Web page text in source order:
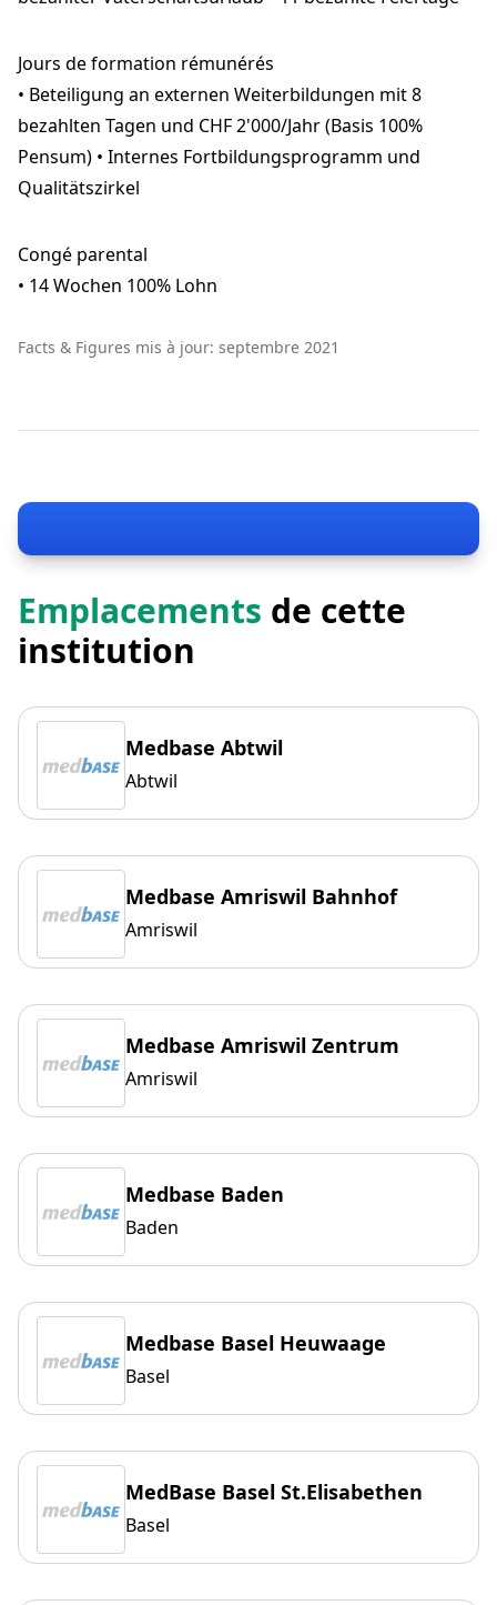
Jours de formation rémunérés
• Beteiligung an externen Weiterbildungen mit 8
bezahlten Tagen und CHF 2'000/Jahr (Basis 100%
Pensum) • Internes Fortbildungsprogramm und
Qualitätszirkel
Congé parental
• 14 Wochen 100% Lohn
Facts & Figures mis à jour: septembre 2021
Emplacements de cette
institution
Medbase Abtwil
Abtwil
Medbase Amriswil Bahnhof
Amriswil
Medbase Amriswil Zentrum
Amriswil
Medbase Baden
Baden
Medbase Basel Heuwaage
Basel
MedBase Basel St.Elisabethen
Basel